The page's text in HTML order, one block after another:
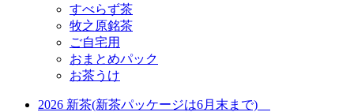
すべらず茶
牧之原銘茶
ご自宅用
おまとめパック
お茶うけ
2026 新茶(新茶パッケージは6月末まで)